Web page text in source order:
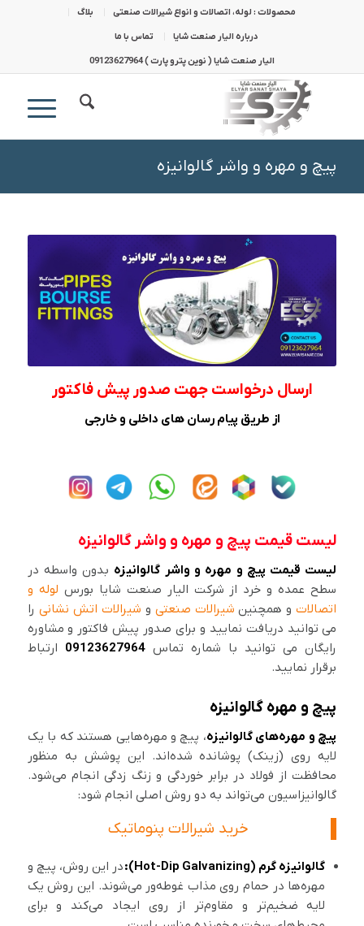
محصولات : لوله، اتصالات و انواع شیرالات صنعتی بلاگ
درباره الیار صنعت شایا تماس با ما
الیار صنعت شایا ( نوین پترو پارت ) 09123627964
پیچ و مهره و واشر گالوانیزه
ارسال درخواست جهت صدور پیش فاکتور
از طریق پیام رسان های داخلی و خارجی
لیست قیمت پیچ و مهره و واشر گالوانیزه
لیست قیمت پیچ و مهره و واشر گالوانیزه بدون واسطه در
سطح عمده و خرد از شرکت الیار صنعت شایا بورس لوله و
اتصالاتو همچنین شیرالات صنعتی و شیرالات اتش نشانی را
می توانید دریافت نمایید و برای صدور پیش فاکتور و مشاوره
رایگان می توانید با شماره تماس09123627964 ارتباط
برقرار نمایید.
پیچ و مهره گالوانیزه
پیچ و مهره‌های گالوانیزه، پیچ و مهره‌هایی هستند که با یک
لایه روی (زینک) پوشانده شده‌اند. این پوشش به منظور
محافظت از فولاد در برابر خوردگی و زنگ زدگی انجام می‌شود.
گالوانیزاسیون می‌تواند به دو روش اصلی انجام شود:
خرید شیرالات پنوماتیک
گالوانیزه گرم (Hot-Dip Galvanizing):
در این روش، پیچ و
مهره‌ها در حمام روی مذاب غوطه‌ور می‌شوند. این روش یک
لایه ضخیم‌تر و مقاوم‌تر از روی ایجاد می‌کند و برای